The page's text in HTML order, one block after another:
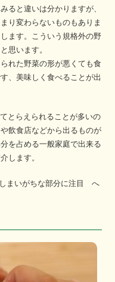
ると違いは分かりますが、
り変わらないものもありま
ます。こういう規格外の野
思います。
れた野菜の形が悪くても食
、美味しく食べることが出
とらえられることが多いの
飲食店などから出るものが
を占める一般家庭で出来る
します。
しまいがちな部分に注目 へ